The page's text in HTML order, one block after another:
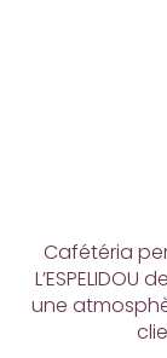
Cafétéria
une